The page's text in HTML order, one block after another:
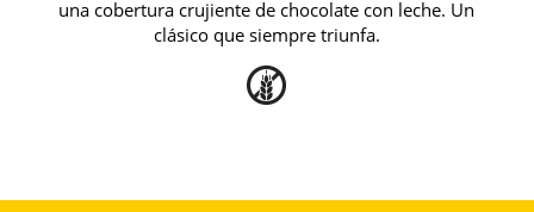
una cobertura crujiente de chocolate con leche. Un
clásico que siempre triunfa.